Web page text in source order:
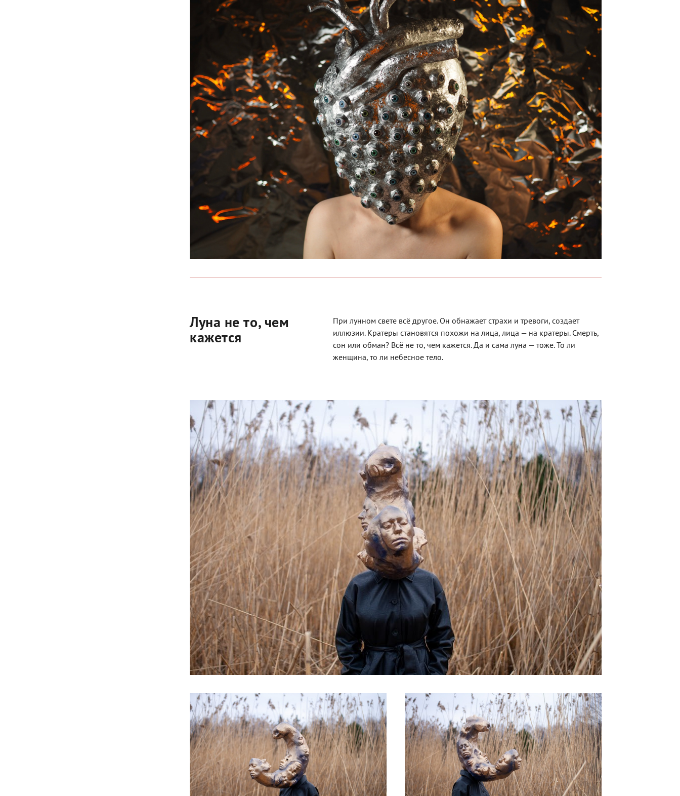
Луна не то, чем
кажется
При лунном свете всё другое. Он обнажает страхи и тревоги, создает
иллюзии. Кратеры становятся похожи на лица, лица — на кратеры. Смерть,
сон или обман? Всё не то, чем кажется. Да и сама луна — тоже. То ли
женщина, то ли небесное тело.